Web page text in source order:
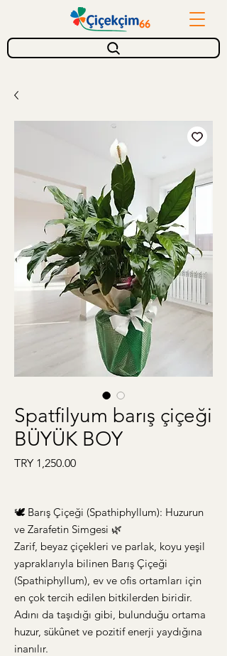
Spatfilyum barış çiçeği
BÜYÜK BOY
TRY 1,250.00Price
🕊️ Barış Çiçeği (Spathiphyllum): Huzurun
ve Zarafetin Simgesi 🌿
Zarif, beyaz çiçekleri ve parlak, koyu yeşil
yapraklarıyla bilinen Barış Çiçeği
(Spathiphyllum), ev ve ofis ortamları için
en çok tercih edilen bitkilerden biridir.
Adını da taşıdığı gibi, bulunduğu ortama
huzur, sükûnet ve pozitif enerji yaydığına
inanılır.